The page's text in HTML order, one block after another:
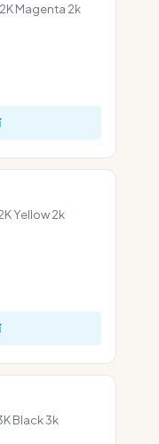
Magenta 2k
Yellow 2k
Black 3k